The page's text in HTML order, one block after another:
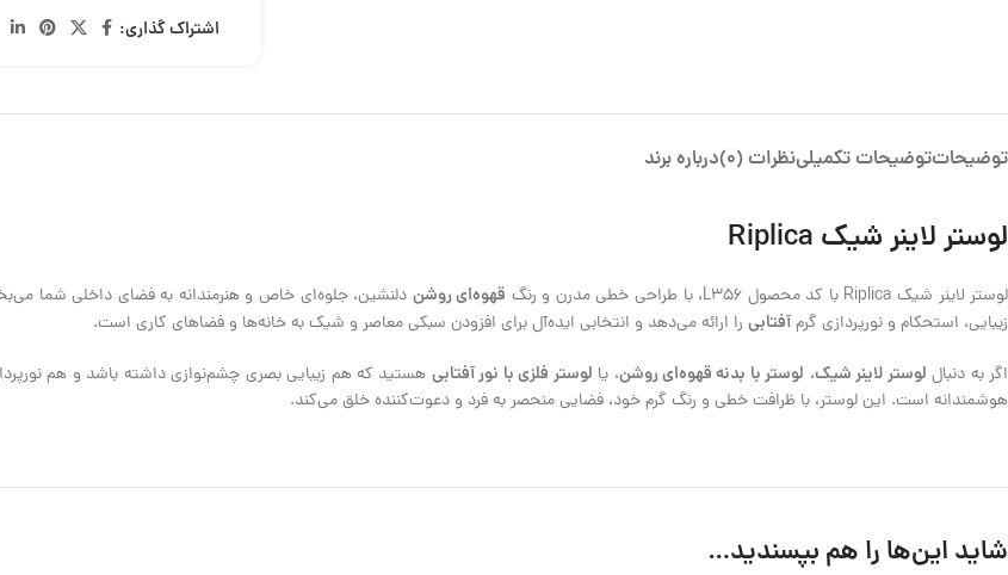
اشتراک گذاری:
توضیحاتتوضیحات تکمیلینظرات (0) درباره برند
لوستر لاینر شیک Riplica
لوستر لاینر شیک Riplica با کد محصول L356، با طراحی خطی مدرن و رنگ قهوه‌ای روشن دلنشین، جلوه‌ای خاص و هنرمندانه به فضای داخلی شما
زیبایی، استحکام و نورپردازی گرمآفتابی را ارائه می‌دهد و انتخابی ایده‌آل برای افزودن سبکی معاصر و شیک به خانه‌ها و فضاهای کاری است.
اگر به دنبال لوستر لاینر شیک، لوستر با بدنه قهوه‌ای روشن، یا لوستر فلزی با نور آفتابی
هوشمندانه است. این لوستر، با ظرافت خطی و رنگ گرم خود، فضایی منحصر به فرد و دعوت‌کننده خلق می‌کند.
شاید این‌ها را هم بپسندید…